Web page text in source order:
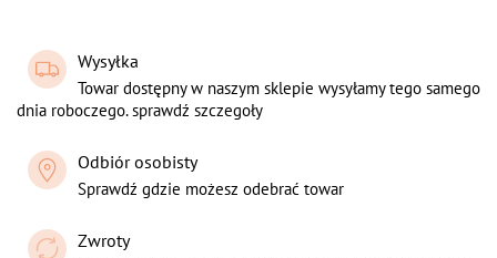
Wysyłka
Towar dostępny w naszym sklepie wysyłamy tego samego
dnia roboczego. sprawdź szczegoły
Odbiór osobisty
Sprawdź gdzie możesz odebrać towar
Zwroty